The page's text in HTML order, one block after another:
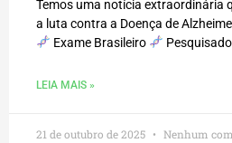
Temos uma notícia extraordinária
a luta contra a Doença de
Exame Brasileiro
LEIA MAIS »
21 de outubro de 2025 Nenhum